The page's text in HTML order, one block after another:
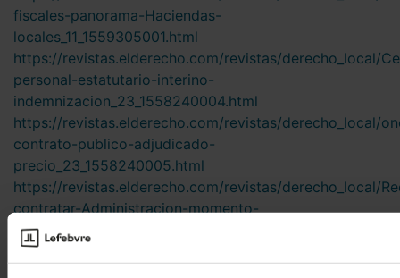
fiscales-panorama-Haciendas-
locales_11_1559305001.html
https://revistas.elderecho.com/revistas/derecho_local/
personal-estatutario-interino-
indemnizacion_23_1558240004.html
https://revistas.elderecho.com/revistas/derecho_local/
contrato-publico-adjudicado-
precio_23_1558240005.html
https://revistas.elderecho.com/revistas/derecho_local/
contratar-Administracion-momento-
cumplirse_23_1558240006.html
https://revistas.elderecho.com/revistas/derecho_local/